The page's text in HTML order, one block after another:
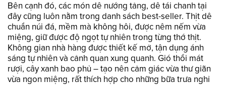
Bên cạnh đó, các món dê nướng tảng, dê tái chanh tại
đây cũng luôn nằm trong danh sách best-seller. Thịt dê
chuẩn núi đá, mềm mà không hôi, được nêm nếm vừa
miệng, giữ được độ ngọt tự nhiên trong từng thớ thịt.
Không gian nhà hàng được thiết kế mở, tận dụng ánh
sáng tự nhiên và cảnh quan xung quanh. Gió thổi mát
rượi, cây xanh bao phủ – tạo nên cảm giác vừa thư giãn
vừa ngon miệng, rất thích hợp cho những bữa trưa nghỉ